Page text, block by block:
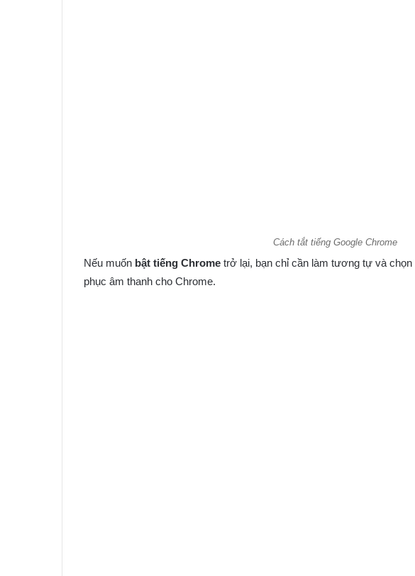
Cách tắt tiếng Google Chrome
Nếu muốn bật tiếng Chrome trở lại, bạn chỉ cần làm tương tự và chọn
phục âm thanh cho Chrome.